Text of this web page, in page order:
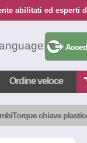
abilitati ed esperti
▼
Ordine veloce
chiave